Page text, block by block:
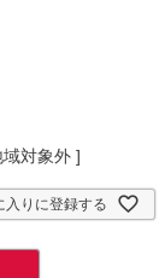
域対象外
入りに登録する